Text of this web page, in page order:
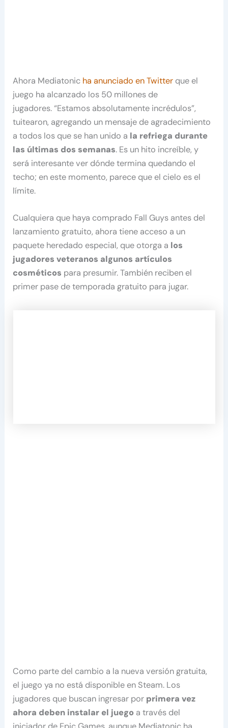
Ahora Mediatonic ha anunciado en Twitter que el
juego ha alcanzado los 50 millones de
jugadores. “Estamos absolutamente incrédulos”,
tuitearon, agregando un mensaje de agradecimiento
a todos los que se han unido a la refriega durante
las últimas dos semanas. Es un hito increíble, y
será interesante ver dónde termina quedando el
techo; en este momento, parece que el cielo es el
límite.
Cualquiera que haya comprado Fall Guys antes del
lanzamiento gratuito, ahora tiene acceso a un
paquete heredado especial, que otorga a los
jugadores veteranos algunos artículos
cosméticos para presumir. También reciben el
primer pase de temporada gratuito para jugar.
Como parte del cambio a la nueva versión gratuita,
el juego ya no está disponible en Steam. Los
jugadores que buscan ingresar por primera vez
ahora deben instalar el juego a través del